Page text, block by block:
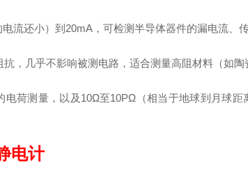
流还小）到20mA，可检测半导体器件的漏电流、
，几乎不影响被测电路，适合测量高阻材料（如陶
电荷测量，以及10Ω至10PΩ（相当于地球到月球
电计